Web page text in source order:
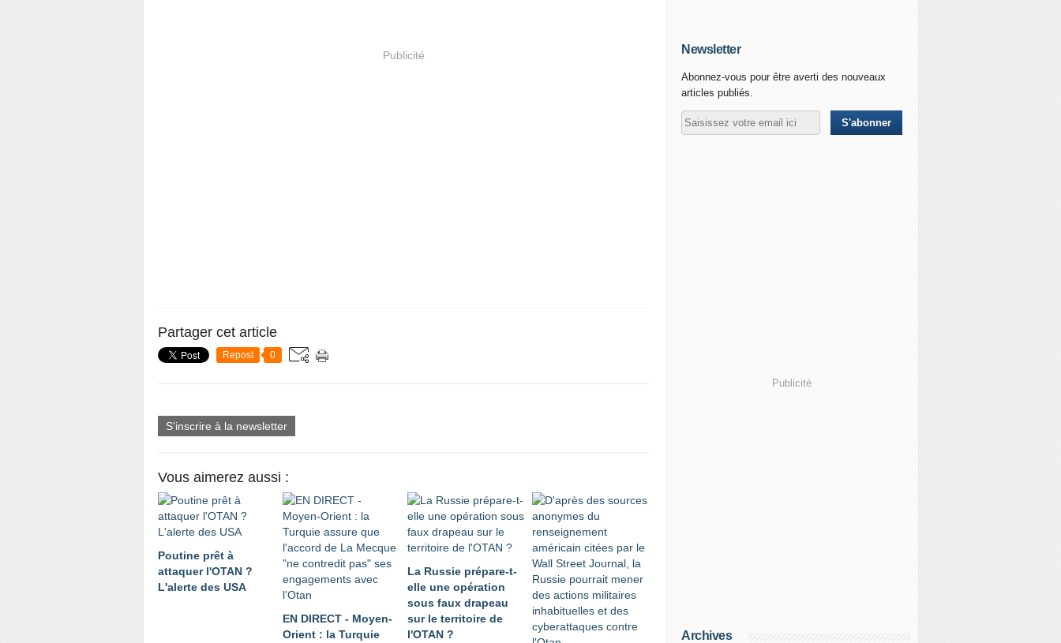
Publicité
Partager cet article
Repost 0
S'inscrire à la newsletter
Vous aimerez aussi :
Poutine prêt à
attaquer l'OTAN ?
L'alerte des USA
EN DIRECT - Moyen-
Orient : la Turquie
La Russie prépare-t-
elle une opération
sous faux drapeau
sur le territoire de
l'OTAN ?
Newsletter
Abonnez-vous pour être averti des nouveaux
articles publiés.
Publicité
Archives